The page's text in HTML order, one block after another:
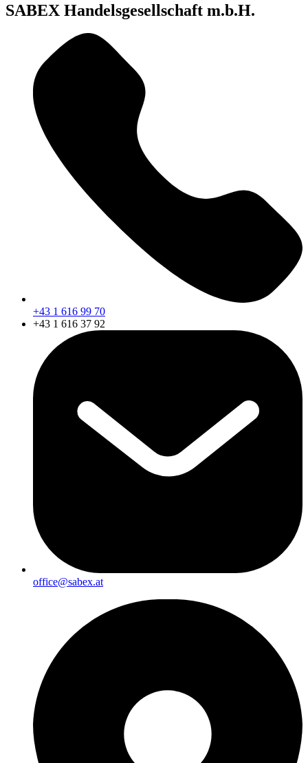
SABEX Handelsgesellschaft m.b.H.
+43 1 616 99 70
+43 1 616 37 92
office@sabex.at